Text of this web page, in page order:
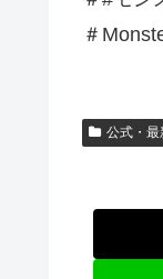
＃
公式・最